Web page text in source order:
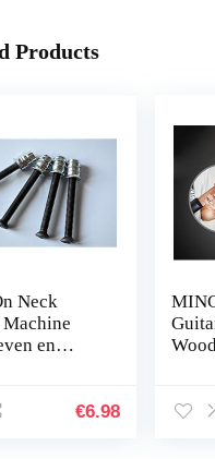
Products
Neck
en
Relic)
€6.98